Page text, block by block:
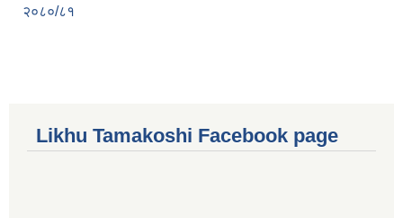
२०८०/८१
Likhu Tamakoshi Facebook page